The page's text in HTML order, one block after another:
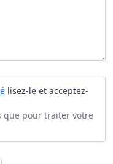
lisez-le et acceptez-
que pour traiter votre